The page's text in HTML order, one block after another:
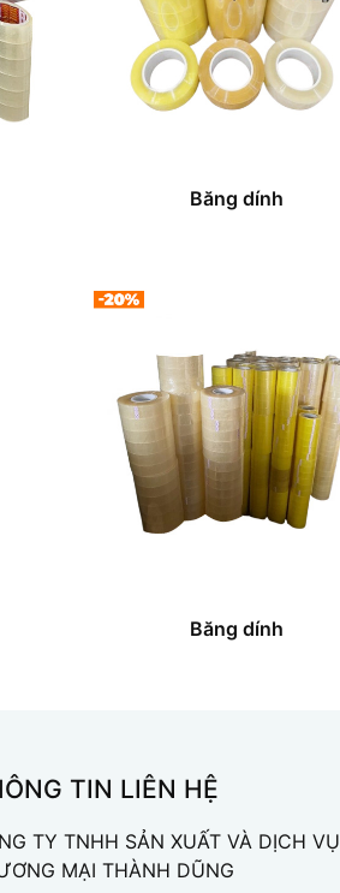
Băng dính
Băng dính
TIN LIÊN HỆ
TY TNHH SẢN XUẤT VÀ DỊCH VỤ
MẠI THÀNH DŨNG